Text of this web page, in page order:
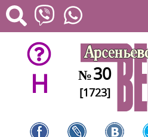
H №30
[1723]